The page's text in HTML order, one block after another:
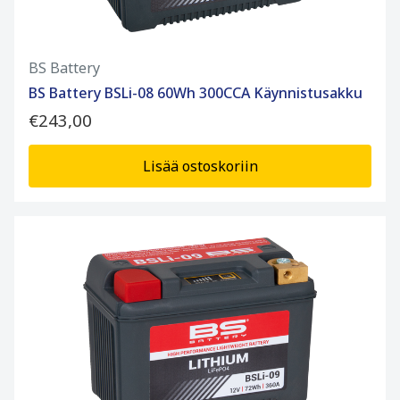
BS Battery
BS Battery BSLi-08 60Wh 300CCA Käynnistusakku
€243,00
Lisää ostoskoriin